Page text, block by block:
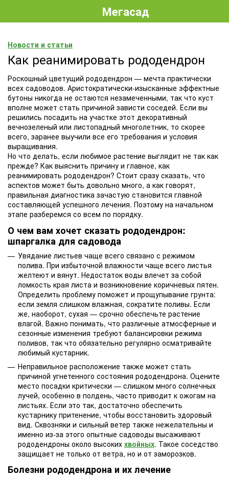
Мегасад
Новости и статьи
Как реанимировать рододендрон
Роскошный цветущий рододендрон — мечта практически
всех садоводов. Аристократически-изысканные эффектные
бутоны никогда не остаются незамеченными, так что куст
вполне может стать причиной зависти соседей. Если вы
решились посадить на участке этот декоративный
вечнозеленый или листопадный многолетник, то скорее
всего, заранее выучили все его требования и условия
выращивания.
Но что делать, если любимое растение выглядит не так как
прежде? Как выяснить причину и главное, как
реанимировать рододендрон? Стоит сразу сказать, что
аспектов может быть довольно много, а как говорят,
правильная диагностика зачастую становится главной
составляющей успешного лечения. Поэтому на начальном
этапе разберемся со всем по порядку.
О чем вам хочет сказать рододендрон:
шпаргалка для садовода
Увядание листьев чаще всего связано с режимом
полива. При избыточной влажности чаще всего листья
желтеют и вянут. Недостаток воды влечет за собой
ломкость края листа и возникновение коричневых пятен.
Определить проблему поможет и прощупывание грунта:
если земля слишком влажная, сократите поливы. Если
же, наоборот, сухая — срочно обеспечьте растение
влагой. Важно понимать, что различные атмосферные и
сезонные изменения требуют балансировки режима
поливов, так что обязательно регулярно осматривайте
любимый кустарник.
Неправильное расположение также может стать
причиной угнетенного состояния рододендрона. Оцените
место посадки критически — слишком много солнечных
лучей, особенно в полдень, часто приводит к ожогам на
листьях. Если это так, достаточно обеспечить
кустарнику притенение, чтобы восстановить здоровый
вид. Сквозняки и сильный ветер также нежелательны и
именно из-за этого опытные садоводы высаживают
рододендроны около высоких хвойных. Такое соседство
защищает не только от ветра, но и от заморозков.
Болезни рододендрона и их лечение